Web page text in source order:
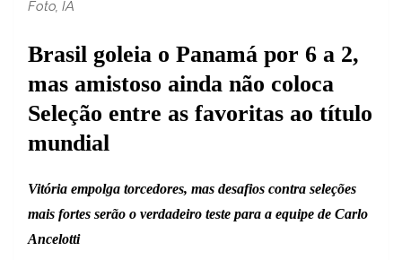
Foto, IA
Brasil goleia o Panamá por 6 a 2,
mas amistoso ainda não coloca
Seleção entre as favoritas ao título
mundial
Vitória empolga torcedores, mas desafios contra seleções
mais fortes serão o verdadeiro teste para a equipe de Carlo
Ancelotti